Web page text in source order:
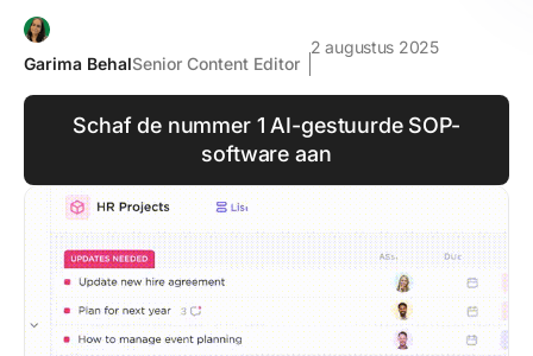
Garima BehalSenior Content Editor
2 augustus 2025
Schaf de nummer 1 AI-gestuurde SOP-
software aan